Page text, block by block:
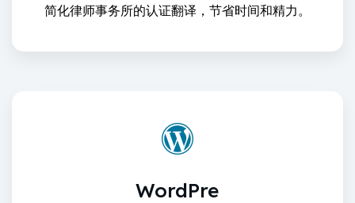
简化律师事务所的认证翻译，节省时间和精力。
WordPre